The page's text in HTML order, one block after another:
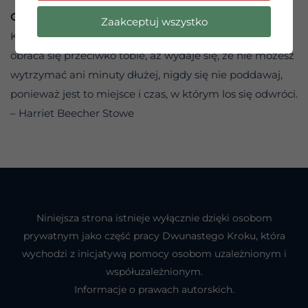
CYTAT DNIA
Kiedy znajdujesz się w trudnym położeniu i wszystko
obraca się przeciwko tobie, aż wydaje się, że nie możesz
wytrzymać ani minuty dłużej, nigdy się nie poddawaj,
ponieważ jest to miejsce i czas, w którym los się odwróci.
– Harriet Beecher Stowe
Niniejsza strona istnieje wyłącznie dzięki osobom
prywatnym jako część pracy Dwunastego Kroku, która
wychodzi z inicjatywą pomocy osobom uzależnionym i
współuzależnionym.
Informacje o prawach autorskich.
Zaakceptuj wszystko